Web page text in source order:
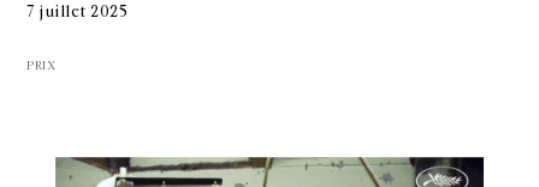
7 juillet 2025
PRIX